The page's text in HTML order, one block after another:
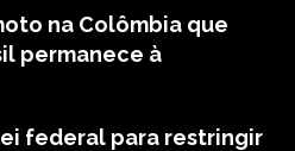
na Colômbia que
permanece à
federal para restringir